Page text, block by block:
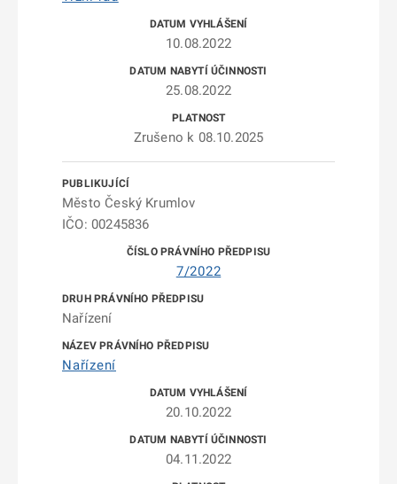
10.08.2022
25.08.2022
Zrušeno k 08.10.2025
Město Český Krumlov
IČO: 00245836
7/2022
Nařízení
Nařízení
20.10.2022
04.11.2022